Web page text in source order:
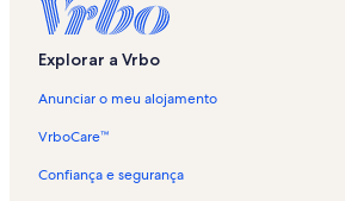
Explorar a Vrbo
Anunciar o meu alojamento
VrboCare™
Confiança e segurança